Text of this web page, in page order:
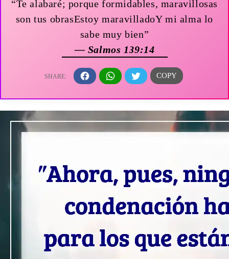
“Te alabaré; porque formidables, maravillosas
son tus obrasEstoy maravilladoY mi alma lo
sabe muy bien”
— Salmos 139:14